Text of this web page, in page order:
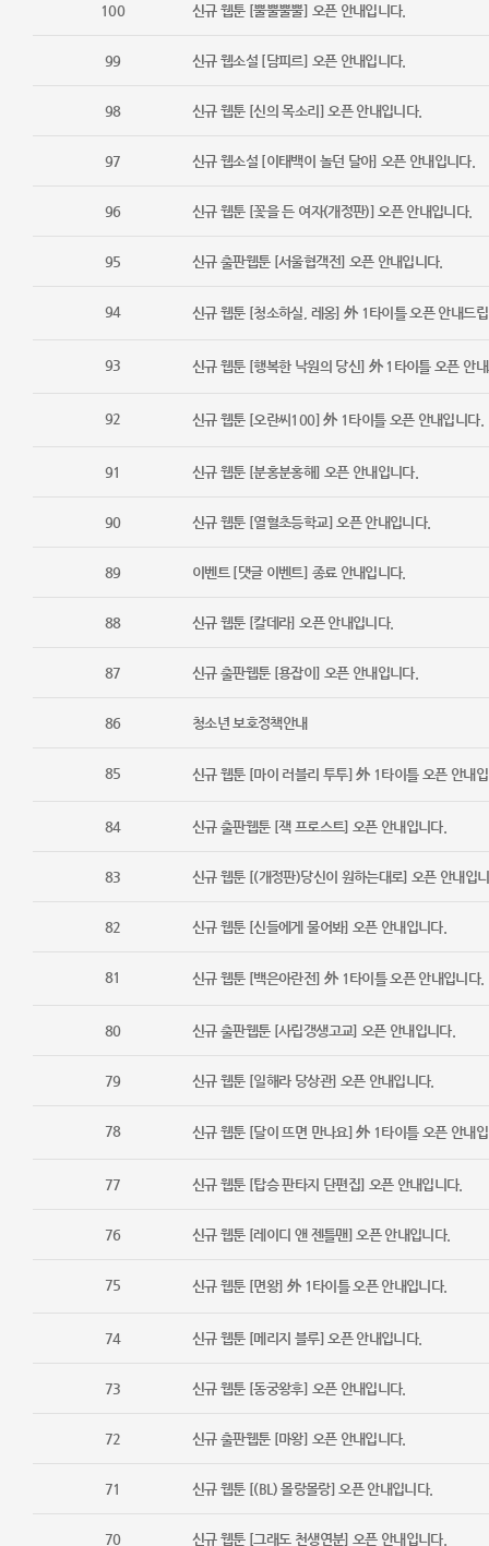
100 신규 웹툰 [뿔뿔뿔뿔] 오픈 안내입니다.
99 신규 웹소설 [담피르] 오픈 안내입니다.
98 신규 웹툰 [신의 목소리] 오픈 안내입니다.
97 신규 웹소설 [이태백이 놀던 달아] 오픈 안내입니다.
96 신규 웹툰 [꽃을 든 여자(개정판)] 오픈 안내입니다.
95 신규 출판웹툰 [서울협객전] 오픈 안내입니다.
94 신규 웹툰 [청소하실, 레옹] 外 1타이틀 오픈 안내드
93 신규 웹툰 [행복한 낙원의 당신] 外 1타이틀 오픈 안
92 신규 웹툰 [오란씨100] 外 1타이틀 오픈 안내입니다.
91 신규 웹툰 [분홍분홍해] 오픈 안내입니다.
90 신규 웹툰 [열혈초등학교] 오픈 안내입니다.
89 이벤트 [댓글 이벤트] 종료 안내입니다.
88 신규 웹툰 [칼데라] 오픈 안내입니다.
87 신규 출판웹툰 [용잡이] 오픈 안내입니다.
86 청소년 보호정책안내
85 신규 웹툰 [마이 러블리 투투] 外 1타이틀 오픈 안내
84 신규 출판웹툰 [잭 프로스트] 오픈 안내입니다.
83 신규 웹툰 [(개정판)당신이 원하는대로] 오픈 안내입
82 신규 웹툰 [신들에게 물어봐] 오픈 안내입니다.
81 신규 웹툰 [백은아란전] 外 1타이틀 오픈 안내입니다.
80 신규 출판웹툰 [사립갱생고교] 오픈 안내입니다.
79 신규 웹툰 [일해라 당상관] 오픈 안내입니다.
78 신규 웹툰 [달이 뜨면 만나요] 外 1타이틀 오픈 안내
77 신규 웹툰 [탑승 판타지 단편집] 오픈 안내입니다.
76 신규 웹툰 [레이디 앤 젠틀맨] 오픈 안내입니다.
75 신규 웹툰 [면왕] 外 1타이틀 오픈 안내입니다.
74 신규 웹툰 [메리지 블루] 오픈 안내입니다.
73 신규 웹툰 [동궁왕후] 오픈 안내입니다.
72 신규 출판웹툰 [마왕] 오픈 안내입니다.
71 신규 웹툰 [(BL) 몰랑몰랑] 오픈 안내입니다.
70 신규 웹툰 [그래도 천생연분] 오픈 안내입니다.